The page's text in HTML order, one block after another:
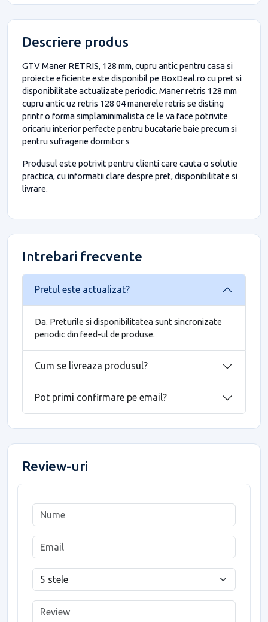
Descriere produs
GTV Maner RETRIS, 128 mm, cupru antic pentru casa si
proiecte eficiente este disponibil pe BoxDeal.ro cu pret si
disponibilitate actualizate periodic. Maner retris 128 mm
cupru antic uz retris 128 04 manerele retris se disting
printr o forma simplaminimalista ce le va face potrivite
oricariu interior perfecte pentru bucatarie baie precum si
pentru sufragerie dormitor s
Produsul este potrivit pentru clienti care cauta o solutie
practica, cu informatii clare despre pret, disponibilitate si
livrare.
Intrebari frecvente
Pretul este actualizat?
Da. Preturile si disponibilitatea sunt sincronizate
periodic din feed-ul de produse.
Cum se livreaza produsul?
Pot primi confirmare pe email?
Review-uri